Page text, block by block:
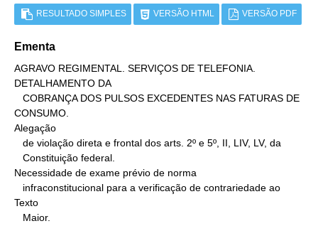
RESULTADO SIMPLES VERSÃO HTML VERSÃO PDF
Ementa
AGRAVO REGIMENTAL. SERVIÇOS DE TELEFONIA.
DETALHAMENTO DA
CONSUMO.
Alegação
Necessidade de exame prévio de norma
Texto